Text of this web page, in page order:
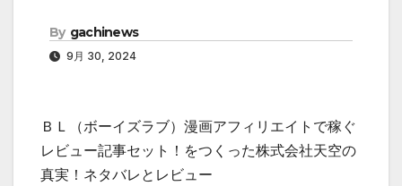
By gachinews
9月 30, 2024
ＢＬ（ボーイズラブ）漫画アフィリエイトで稼ぐ
レビュー記事セット！をつくった株式会社天空の
真実！ネタバレとレビュー